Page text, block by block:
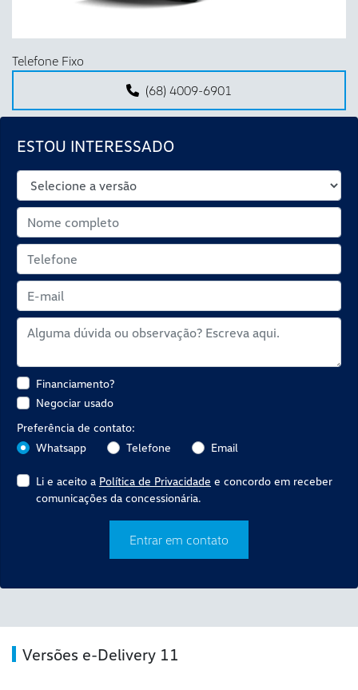
ESTOU INTERESSADO
Financiamento?
Negociar usado
Preferência de contato:
Whatsapp
Telefone Email
Li e aceito a Política de Privacidade e concordo em receber
comunicações da concessionária.
Entrar em contato
Telefone Fixo
(68) 4009-6901
Versões e-Delivery 11